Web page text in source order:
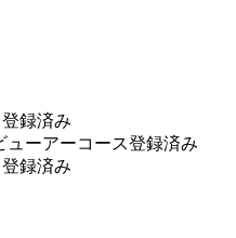
録済み
ューアーコース登録済み
録済み